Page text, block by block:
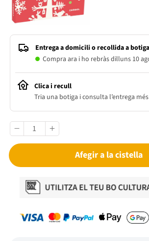
Entrega a domicili o recollida a botiga
Compra ara i ho rebràs dilluns 10
Clica i recull
Tria una botiga i consulta l’entrega
Afegir a la cistella